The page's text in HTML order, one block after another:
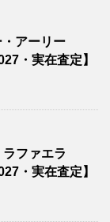
・アーリー
・実在査定】
ラファエラ
・実在査定】